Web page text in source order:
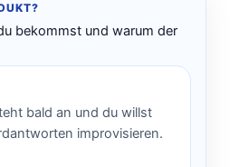
bekommst und warum der
bald an und du willst
improvisieren.